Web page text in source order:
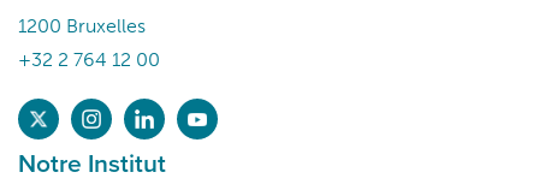
1200 Bruxelles
+32 2 764 12 00
Notre Institut